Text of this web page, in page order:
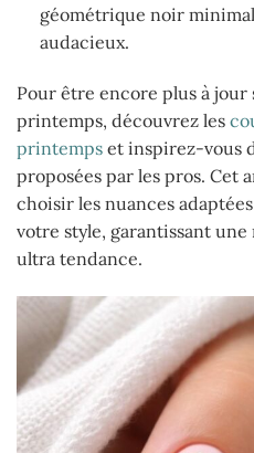
géométrique noir
audacieux.
Pour être encore plus à jour
printemps, découvrez les
printemps et inspirez-vous
proposées par les pros. Cet
choisir les nuances
votre style, garantissant
ultra tendance.